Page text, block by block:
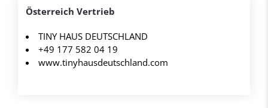
Österreich Vertrieb
TINY HAUS DEUTSCHLAND
+49 177 582 04 19
www.tinyhausdeutschland.com